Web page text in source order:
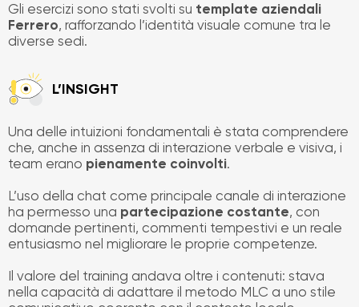
Gli esercizi sono stati svolti su template aziendali
Ferrero, rafforzando l’identità visuale comune tra le
diverse sedi.
L’INSIGHT
Una delle intuizioni fondamentali è stata comprendere
che, anche in assenza di interazione verbale e visiva, i
team erano pienamente coinvolti.
L’uso della chat come principale canale di interazione
ha permesso una partecipazione costante, con
domande pertinenti, commenti tempestivi e un reale
entusiasmo nel migliorare le proprie competenze.
Il valore del training andava oltre i contenuti: stava
nella capacità di adattare il metodo MLC a uno stile